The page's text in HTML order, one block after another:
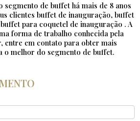
segmento de buffet há mais de 8 anos
clientes buffet de inauguração, buffet
para coquetel de inauguração . A
forma de trabalho conhecida pela
entre em contato para obter mais
o melhor do segmento de buffet.